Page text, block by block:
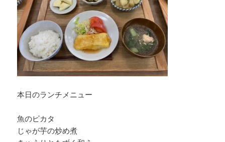
本日のランチメニュー
魚のピカタ
じゃが芋の炒め煮